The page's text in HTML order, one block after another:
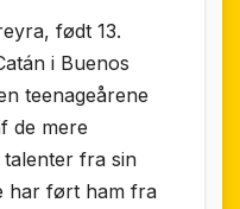
født 13.
i Buenos
teenageårene
de mere
talenter fra sin
har ført ham fra